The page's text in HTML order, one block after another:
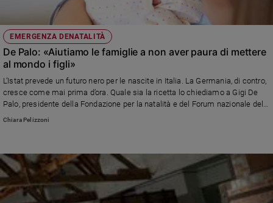
EMERGENZA DENATALITÀ
De Palo: «Aiutiamo le famiglie a non aver paura di mettere
al mondo i figli»
L’Istat prevede un futuro nero per le nascite in Italia. La Germania, di contro,
cresce come mai prima d’ora. Quale sia la ricetta lo chiediamo a Gigi De
Palo, presidente della Fondazione per la natalità e del Forum nazionale delle
famiglie
Chiara Pelizzoni